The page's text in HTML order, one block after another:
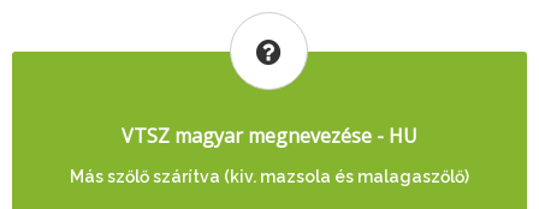
VTSZ magyar megnevezése - HU
Más szőlő szárítva (kiv. mazsola és malagaszőlő)